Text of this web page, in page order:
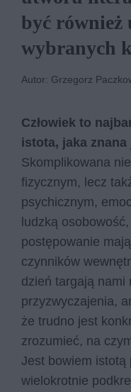
być rów­nież
wy­bra­nych
Autor: Grzegorz
Człowiek to
istota, jaka
Skomplikowana
fizycznym, lecz
psychicznym,
ludzką
postępowanie
czynników
dzień targają nami
przyzwyczajenia,
że trudno jest
zrozumieć, na
Jest bowiem istotą
wielokrotnie